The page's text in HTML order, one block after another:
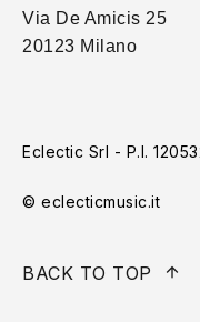
Via De Amicis 25
20123 Milano
Eclectic Srl - P.I.
© eclecticmusic.it
BACK TO TOP